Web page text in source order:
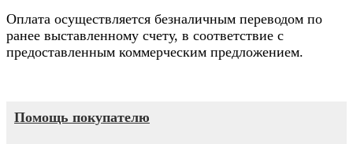
Оплата осуществляется безналичным переводом по
ранее выставленному счету, в соответствие с
предоставленным коммерческим предложением.
Помощь покупателю